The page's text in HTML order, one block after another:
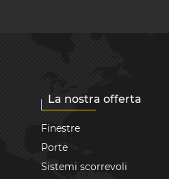
La nostra offerta
Finestre
Porte
Sistemi scorrevoli